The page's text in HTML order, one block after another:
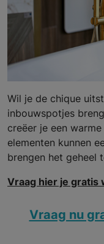
Wil je de chique
inbouwspotjes
creëer je een
elementen kunnen
brengen het geheel
Vraag hier je gratis
Vraag nu